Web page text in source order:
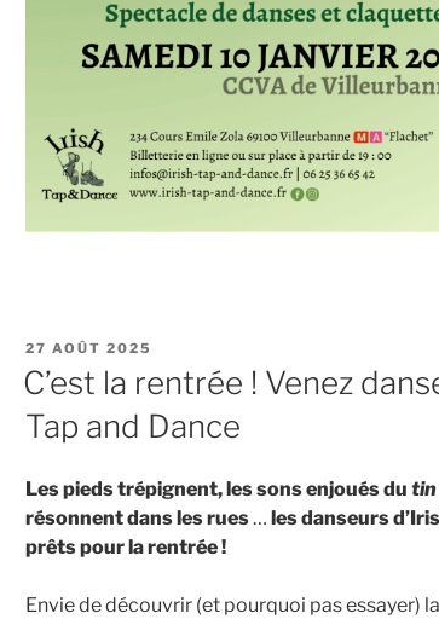
PUBLIÉ
LE
27 AOÛT 2025
C’est la rentrée ! Venez
Tap and Dance
Les pieds trépignent, les sons enjoués du tin
résonnent dans les rues… les danseurs
prêts pour la rentrée !
Envie de découvrir (et pourquoi pas essayer)